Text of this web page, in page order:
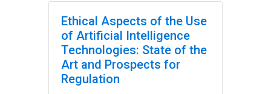
Ethical Aspects of the Use
of Artificial Intelligence
Technologies: State of the
Art and Prospects for
Regulation